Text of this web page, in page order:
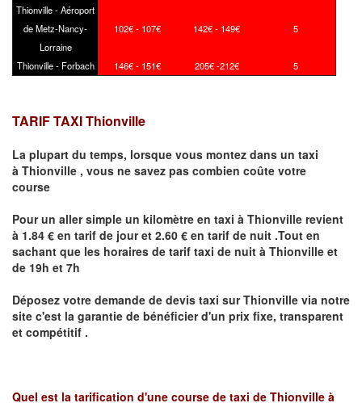
Thionville - Aéroport
de Metz-Nancy-
Lorraine
102€ - 107€ 142€ - 149€ 5
Thionville - Forbach 146€ - 151€ 205€ -212€ 5
TARIF TAXI Thionville
La plupart du temps, lorsque vous montez dans un taxi
à Thionville , vous ne savez pas combien coûte votre
course
Pour un aller simple un kilomètre en taxi à Thionville revient
à 1.84 € en tarif de jour et 2.60 € en tarif de nuit .Tout en
sachant que les horaires de tarif taxi de nuit à Thionville et
de 19h et 7h
Déposez votre demande de devis taxi surThionville via notre
site c'est la garantie de bénéficier d'un prix fixe, transparent
et compétitif .
Quel est la tarification d'une course de taxi de Thionville à